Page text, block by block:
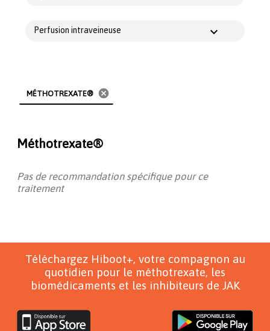
Perfusion intraveineuse
MÉTHOTREXATE® cancel
Méthotrexate®
Pas de recommandation spécifique pour ce
traitement
Téléchargez Hiboot+, votre compagnon au
quotidien pour le méthotrexate, les
biomédicaments et les inhibiteurs de JAK